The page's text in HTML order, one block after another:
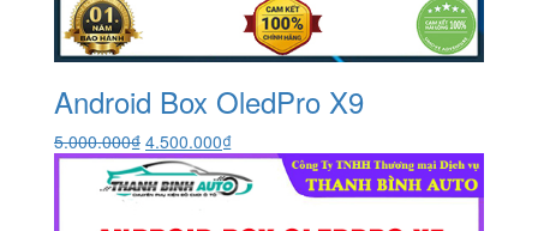
Android Box OledPro X9
5.000.000₫ Giá
gốc
là:
4.500.000₫Giá
hiện
tại